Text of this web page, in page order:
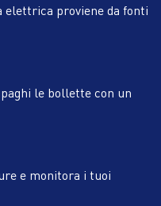
elettrica proviene da fonti
le bollette con un
e monitora i tuoi